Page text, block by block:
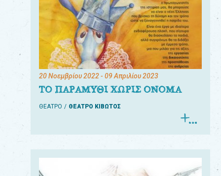
20 Νοεμβρίου 2022- 09 Απριλίου 2023
ΤΟ ΠΑΡΑΜΥΘΙ ΧΩΡΙΣ ΟΝΟΜΑ
ΘΕΑΤΡΟ ΘΕΑΤΡΟ ΚΙΒΩΤΟΣ